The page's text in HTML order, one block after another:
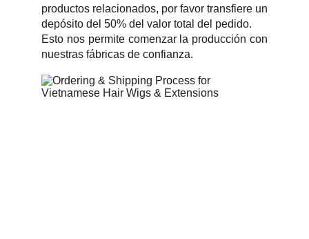
productos relacionados, por favor transfiere un
depósito del 50% del valor total del pedido.
Esto nos permite comenzar la producción con
nuestras fábricas de confianza.